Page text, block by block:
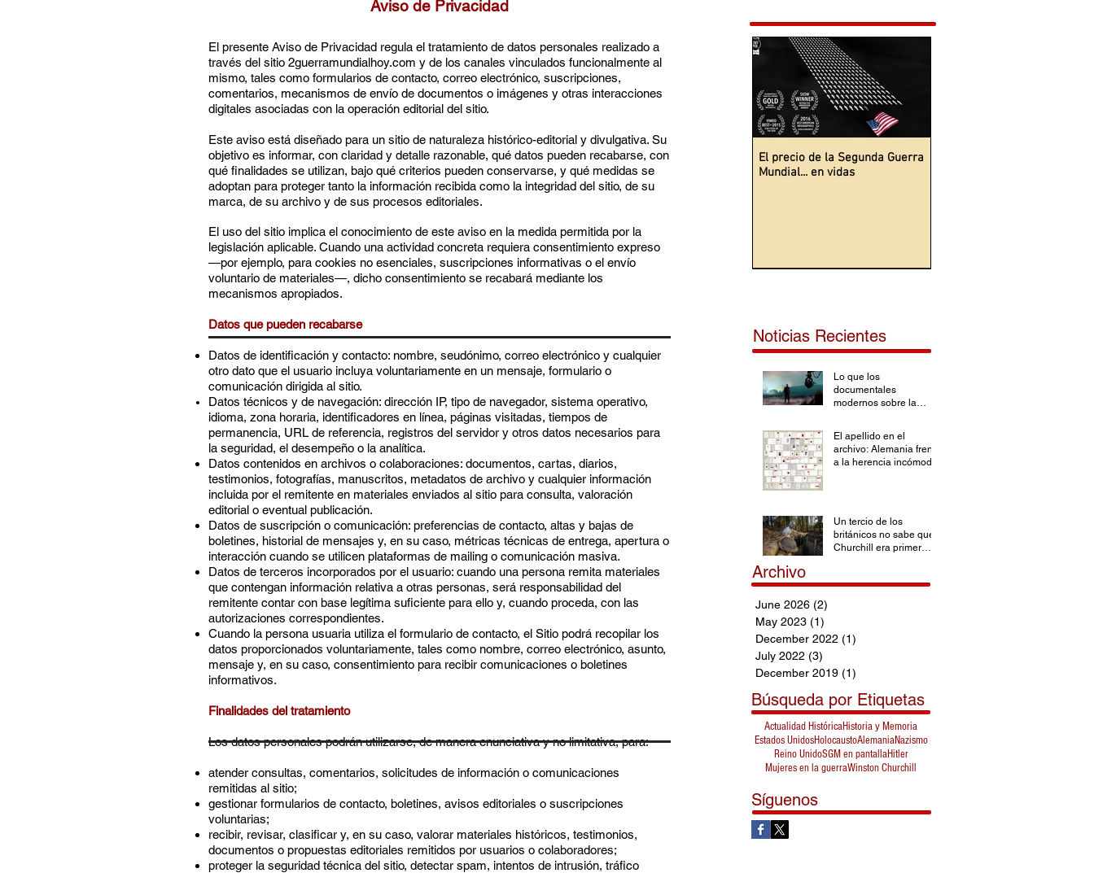
Aviso de Privacidad
​El presente Aviso de Privacidad regula el tratamiento de datos personales realizado a
través del sitio 2guerramundialhoy.com y de los canales vinculados funcionalmente al
mismo, tales como formularios de contacto, correo electrónico, suscripciones,
comentarios, mecanismos de envío de documentos o imágenes y otras interacciones
digitales asociadas con la operación editorial del sitio.
Este aviso está diseñado para un sitio de naturaleza histórico-editorial y divulgativa. Su
objetivo es informar, con claridad y detalle razonable, qué datos pueden recabarse, con
qué finalidades se utilizan, bajo qué criterios pueden conservarse, y qué medidas se
adoptan para proteger tanto la información recibida como la integridad del sitio, de su
marca, de su archivo y de sus procesos editoriales.
El uso del sitio implica el conocimiento de este aviso en la medida permitida por la
legislación aplicable. Cuando una actividad concreta requiera consentimiento expreso
—por ejemplo, para cookies no esenciales, suscripciones informativas o el envío
voluntario de materiales—, dicho consentimiento se recabará mediante los
mecanismos apropiados.
Datos que pueden recabarse
Datos de identificación y contacto: nombre, seudónimo, correo electrónico y cualquier
otro dato que el usuario incluya voluntariamente en un mensaje, formulario o
comunicación dirigida al sitio.
Datos técnicos y de navegación: dirección IP, tipo de navegador, sistema operativo,
idioma, zona horaria, identificadores en línea, páginas visitadas, tiempos de
permanencia, URL de referencia, registros del servidor y otros datos necesarios para
la seguridad, el desempeño o la analítica.
Datos contenidos en archivos o colaboraciones: documentos, cartas, diarios,
testimonios, fotografías, manuscritos, metadatos de archivo y cualquier información
incluida por el remitente en materiales enviados al sitio para consulta, valoración
editorial o eventual publicación.
Datos de suscripción o comunicación: preferencias de contacto, altas y bajas de
boletines, historial de mensajes y, en su caso, métricas técnicas de entrega, apertura o
interacción cuando se utilicen plataformas de mailing o comunicación masiva.
Datos de terceros incorporados por el usuario: cuando una persona remita materiales
que contengan información relativa a otras personas, será responsabilidad del
remitente contar con base legítima suficiente para ello y, cuando proceda, con las
autorizaciones correspondientes.
Cuando la persona usuaria utiliza el formulario de contacto, el Sitio podrá recopilar los
datos proporcionados voluntariamente, tales como nombre, correo electrónico, asunto,
mensaje y, en su caso, consentimiento para recibir comunicaciones o boletines
informativos.
Finalidades del tratamiento
Los datos personales podrán utilizarse, de manera enunciativa y no limitativa, para:
atender consultas, comentarios, solicitudes de información o comunicaciones
remitidas al sitio;
gestionar formularios de contacto, boletines, avisos editoriales o suscripciones
voluntarias;
recibir, revisar, clasificar y, en su caso, valorar materiales históricos, testimonios,
documentos o propuestas editoriales remitidos por usuarios o colaboradores;
proteger la seguridad técnica del sitio, detectar spam, intentos de intrusión, tráfico
El precio de la Segunda Guerra
Mundial... en vidas
Noticias Recientes
Lo que los
documentales
modernos sobre la
El apellido en el
archivo: Alemania frente
a la herencia incómoda
Un tercio de los
británicos no sabe que
Churchill era primer
Archivo
June 2026 (2)
May 2023 (1)
December 2022 (1)
July 2022 (3)
December 2019 (1)
Búsqueda por Etiquetas
Actualidad HistóricaHistoria y Memoria
Estados UnidosHolocaustoAlemaniaNazismo
Reino UnidoSGM en pantallaHitler
Mujeres en la guerraWinston Churchill
Síguenos